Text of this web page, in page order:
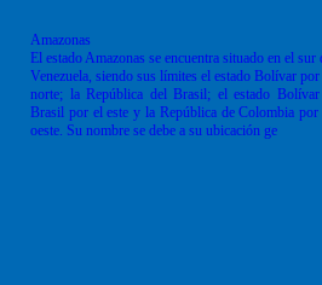
Amazonas
El estado Amazonas se encuentra situado en el sur
Venezuela, siendo sus límites el estado Bolívar por
norte; la República del Brasil; el estado
Brasil por el este y la República de Colombia por
oeste. Su nombre se debe a su ubicación ge